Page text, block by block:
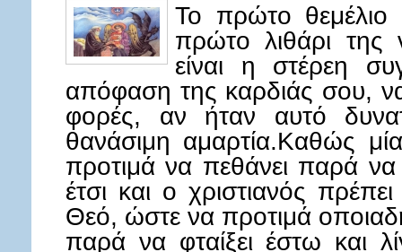
Το πρώτο θεμέλιο
πρώτο λιθάρι της
είναι η στέρεη
απόφαση της καρδιάς σου, να
φορές, αν ήταν αυτό
θανάσιμη αμαρτία.Καθώς
προτιμά να πεθάνει παρά
έτσι και ο χριστιανός
Θεό, ώστε να προτιμά
παρά να φταίξει έστω και